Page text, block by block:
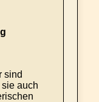
sind
auch